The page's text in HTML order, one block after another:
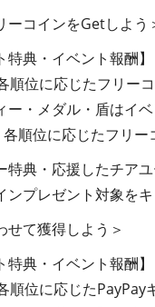
コインをGetしよう
典・イベント報酬】
順位に応じたフリー
・メダル・盾はイベ
順位に応じたフリー
典・応援したチアユ
プレゼント対象を
て獲得しよう＞
典・イベント報酬】
順位に応じたPayPay